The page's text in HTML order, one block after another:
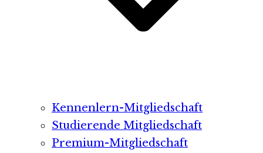
Kennenlern-Mitgliedschaft
Studierende Mitgliedschaft
Premium-Mitgliedschaft